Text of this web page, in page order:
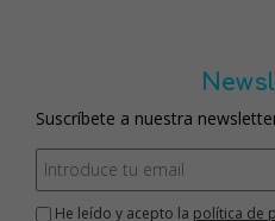
Suscríbete a nuestra
He leído y acepto la política de